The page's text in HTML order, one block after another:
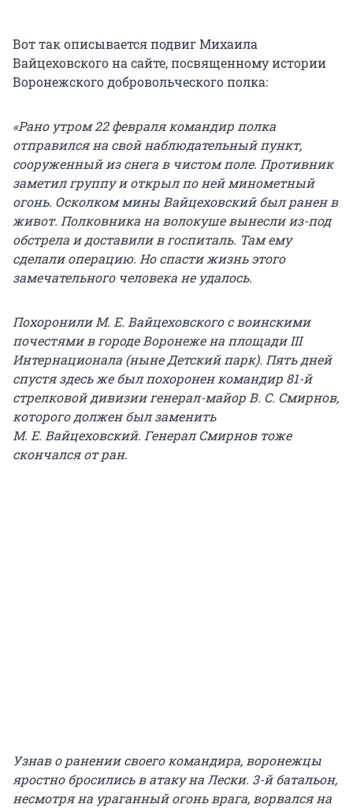
Вот так описывается подвиг Михаила
Вайцеховского на сайте, посвященному истории
Воронежского добровольческого полка:
«Рано утром 22 февраля командир полка
отправился на свой наблюдательный пункт,
сооруженный из снега в чистом поле. Противник
заметил группу и открыл по ней минометный
огонь. Осколком мины Вайцеховский был ранен в
живот. Полковника на волокуше вынесли из-под
обстрела и доставили в госпиталь. Там ему
сделали операцию. Но спасти жизнь этого
замечательного человека не удалось.
Похоронили М. Е. Вайцеховского с воинскими
почестями в городе Воронеже на площади III
Интернационала (ныне Детский парк). Пять дней
спустя здесь же был похоронен командир 81-й
стрелковой дивизии генерал-майор В. С. Смирнов,
которого должен был заменить
М. Е. Вайцеховский. Генерал Смирнов тоже
скончался от ран.
Узнав о ранении своего командира, воронежцы
яростно бросились в атаку на Лески. 3-й батальон,
несмотря на ураганный огонь врага, ворвался на